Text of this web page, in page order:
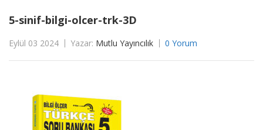
5-sinif-bilgi-olcer-trk-3D
Eylül 03 2024 Yazar: Mutlu Yayıncılık 0 Yorum